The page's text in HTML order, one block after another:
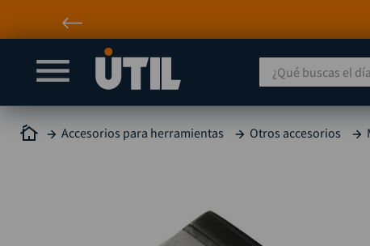
Envío incluido a nivel
¿Qué buscas el día de
Accesorios para herramientas Otros accesorios